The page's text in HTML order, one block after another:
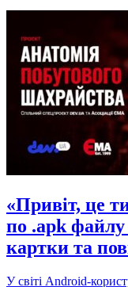
«Привіт, це
по .apk файлу
картки та
У світі Android-